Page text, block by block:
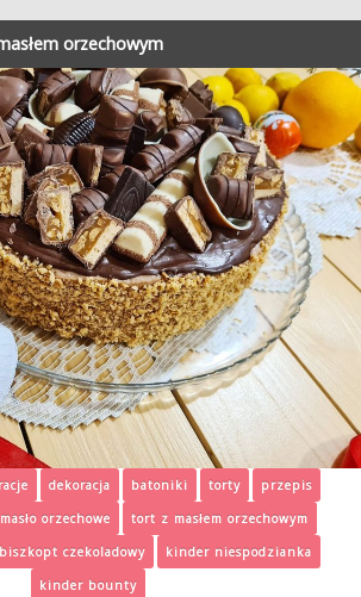
orzechowym
dekoracja batoniki torty
przepis
masło orzechowe
tort z masłem orzechowym
biszkopt czekoladowy
kinder niespodzianka
kinder bounty